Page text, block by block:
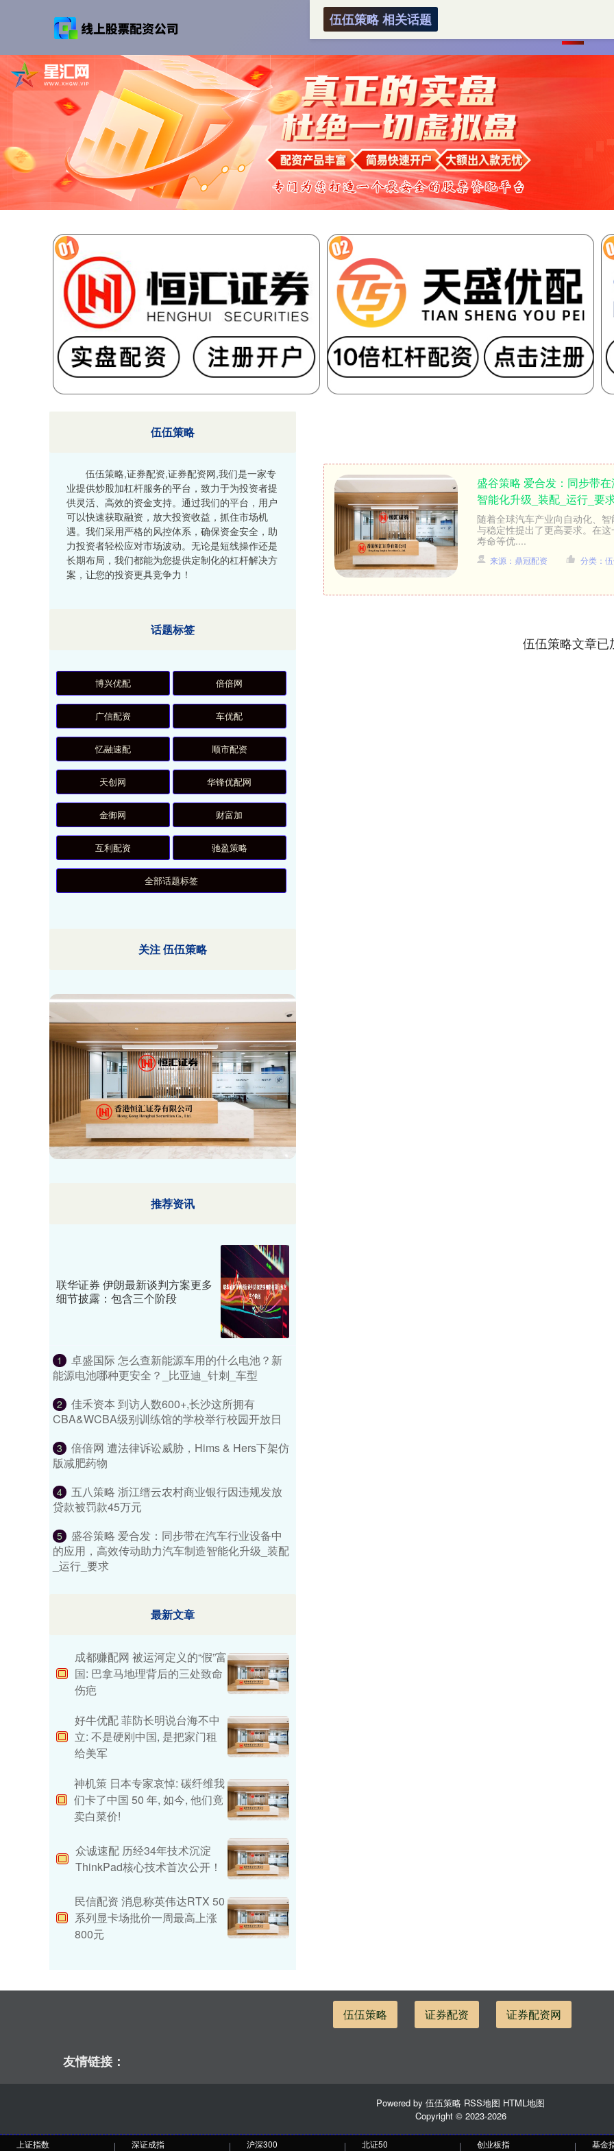
伍伍策略 相关话题
盛谷策略 爱合发：同步带
智能化升级_装配_运行_要
随着全球汽车产业向自动化、
与稳定性提出了更高要求。在
寿命等优....
来源：鼎冠配资 分类：
伍伍策略文章已
伍伍策略
伍伍策略,证券配资,证券配资网,我们是一家专
业提供炒股加杠杆服务的平台，致力于为投资者提
供灵活、高效的资金支持。通过我们的平台，用户
可以快速获取融资，放大投资收益，抓住市场机
遇。我们采用严格的风控体系，确保资金安全，助
力投资者轻松应对市场波动。无论是短线操作还是
长期布局，我们都能为您提供定制化的杠杆解决方
案，让您的投资更具竞争力！
话题标签
博兴优配 倍倍网
广信配资 车优配
忆融速配 顺市配资
天创网 华锋优配网
金御网 财富加
互利配资 驰盈策略
全部话题标签
关注 伍伍策略
推荐资讯
联华证券 伊朗最新谈判方案更多
细节披露：包含三个阶段
1
卓盛国际 怎么查新能源车用的什么电池？新
能源电池哪种更安全？_比亚迪_针刺_车型
2
佳禾资本 到访人数600+,长沙这所拥有
CBA&WCBA级别训练馆的学校举行校园开放日
3
倍倍网 遭法律诉讼威胁，Hims & Hers下架仿
版减肥药物
4
五八策略 浙江缙云农村商业银行因违规发放
贷款被罚款45万元
5
盛谷策略 爱合发：同步带在汽车行业设备中
的应用，高效传动助力汽车制造智能化升级_装配
_运行_要求
最新文章
成都赚配网 被运河定义的“假”富
国: 巴拿马地理背后的三处致命
伤疤
好牛优配 菲防长明说台海不中
立: 不是硬刚中国, 是把家门租
给美军
神机策 日本专家哀悼: 碳纤维我
们卡了中国 50 年, 如今, 他们竟
卖白菜价!
众诚速配 历经34年技术沉淀
ThinkPad核心技术首次公开！
民信配资 消息称英伟达RTX 50
系列显卡场批价一周最高上涨
800元
上证指数
深证成指
沪深300
北证50
创业板指
基金
伍伍策略 证券配资 证券配资网
友情链接：
Powered by 伍伍策略 RSS地图 HTML地图
Copyright © 2023-2026